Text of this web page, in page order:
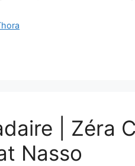
| Zéra
Nasso